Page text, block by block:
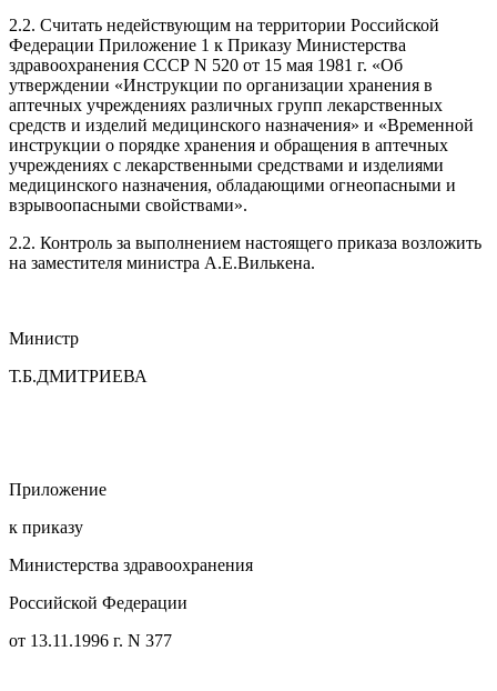
2.2. Считать недействующим на территории Российской
Федерации Приложение 1 к Приказу Министерства
здравоохранения СССР N 520 от 15 мая 1981 г. «Об
утверждении «Инструкции по организации хранения в
аптечных учреждениях различных групп лекарственных
средств и изделий медицинского назначения» и «Временной
инструкции о порядке хранения и обращения в аптечных
учреждениях с лекарственными средствами и изделиями
медицинского назначения, обладающими огнеопасными и
взрывоопасными свойствами».
2.2. Контроль за выполнением настоящего приказа возложить
на заместителя министра А.Е.Вилькена.
Министр
Т.Б.ДМИТРИЕВА
Приложение
к приказу
Министерства здравоохранения
Российской Федерации
от 13.11.1996 г. N 377